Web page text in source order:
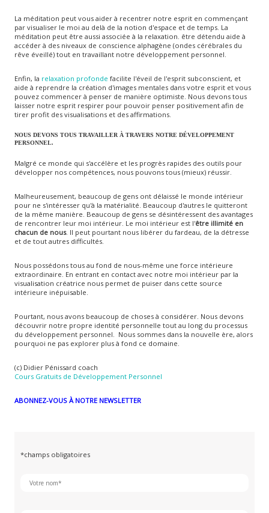
La méditation peut vous aider à recentrer notre esprit en commençant
par visualiser le moi au delà de la notion d'espace et de temps. La
méditation peut être aussi associée à la relaxation. être détendu aide à
accéder à des niveaux de conscience alphagène (ondes cérébrales du
rêve éveillé) tout en travaillant notre développement personnel.
Enfin, la relaxation profonde facilite l'éveil de l'esprit subconscient, et
aide à reprendre la création d'images mentales dans votre esprit et vous
pouvez commencer à penser de manière optimiste. Nous devons tous
laisser notre esprit respirer pour pouvoir penser positivement afin de
tirer profit des visualisations et des affirmations.
NOUS DEVONS TOUS TRAVAILLER À TRAVERS NOTRE DÉVELOPPEMENT
PERSONNEL.
Malgré ce monde qui s'accélère et les progrès rapides des outils pour
développer nos compétences, nous pouvons tous (mieux) réussir.
Malheureusement, beaucoup de gens ont délaissé le monde intérieur
pour ne s'intéresser qu'à la matérialité. Beaucoup d'autres le quitteront
de la même manière. Beaucoup de gens se désintéressent des avantages
de rencontrer leur moi intérieur. Le moi intérieur est l'être illimité en
chacun de nous. Il peut pourtant nous libérer du fardeau, de la détresse
et de tout autres difficultés.
Nous possédons tous au fond de nous-même une force intérieure
extraordinaire. En entrant en contact avec notre moi intérieur par la
visualisation créatrice nous permet de puiser dans cette source
intérieure inépuisable.
Pourtant, nous avons beaucoup de choses à considérer. Nous devons
découvrir notre propre identité personnelle tout au long du processus
du développement personnel. Nous sommes dans la nouvelle ère, alors
pourquoi ne pas explorer plus à fond ce domaine.
(c) Didier Pénissard coach
Cours Gratuits de Développement Personnel
ABONNEZ-VOUS À NOTRE NEWSLETTER
*champs obligatoires